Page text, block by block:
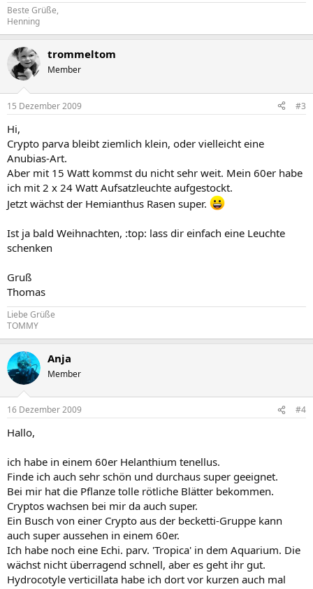
Beste Grüße,
Henning
trommeltom
Member
15 Dezember 2009 #3
Hi,
Crypto parva bleibt ziemlich klein, oder vielleicht eine
Anubias-Art.
Aber mit 15 Watt kommst du nicht sehr weit. Mein 60er habe
ich mit 2 x 24 Watt Aufsatzleuchte aufgestockt.
Jetzt wächst der Hemianthus Rasen super.
Ist ja bald Weihnachten, :top: lass dir einfach eine Leuchte
schenken
Gruß
Thomas
Liebe Grüße
TOMMY
Anja
Member
16 Dezember 2009 #4
Hallo,
ich habe in einem 60er Helanthium tenellus.
Finde ich auch sehr schön und durchaus super geeignet.
Bei mir hat die Pflanze tolle rötliche Blätter bekommen.
Cryptos wachsen bei mir da auch super.
Ein Busch von einer Crypto aus der becketti-Gruppe kann
auch super aussehen in einem 60er.
Ich habe noch eine Echi. parv. 'Tropica' in dem Aquarium. Die
wächst nicht überragend schnell, aber es geht ihr gut.
Hydrocotyle verticillata habe ich dort vor kurzen auch mal